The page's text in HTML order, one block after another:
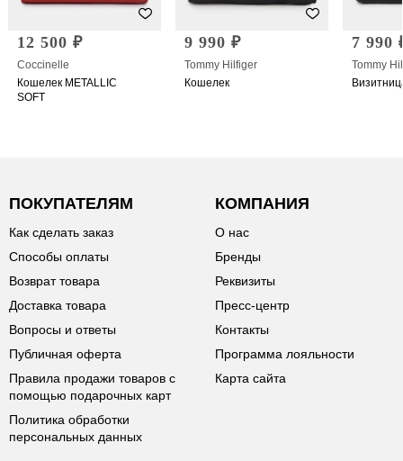
12 500 ₽
Coccinelle
Кошелек METALLIC
SOFT
9 990 ₽
Tommy Hilfiger
Кошелек
7 990
Tommy
ПОКУПАТЕЛЯМ
Как сделать заказ
Способы оплаты
Возврат товара
Доставка товара
Вопросы и ответы
Публичная оферта
Правила продажи товаров с
помощью подарочных карт
Политика обработки
персональных данных
КОМПАНИЯ
О нас
Бренды
Реквизиты
Пресс-центр
Контакты
Программа лояльности
Карта сайта